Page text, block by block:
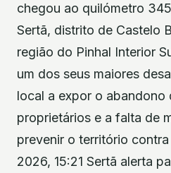
chegou ao quilómetro
Sertã, distrito de Castelo
região do Pinhal Interior
um dos seus maiores
local a expor o abandono
proprietários e a falta de
prevenir o território
2026, 15:21 Sertã alerta